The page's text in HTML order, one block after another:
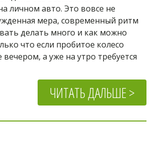
личном авто. Это вовсе не
мера, современный ритм
делать много и как можно
что если пробитое колесо
а уже на утро требуется
ЧИТАТЬ ДАЛЬШЕ >